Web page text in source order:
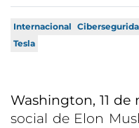
Internacional
Tesla
Washington, 11 de
social de Elon